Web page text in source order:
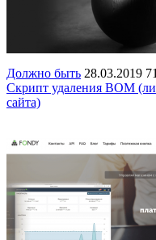
Должно быть 28.03.2019
Скрипт удаления BOM
сайта)